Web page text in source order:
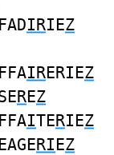
IRIEZ
FFAIRERIEZ
REZ
FFAITERIEZ
RIEZ